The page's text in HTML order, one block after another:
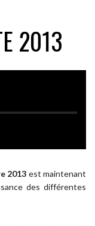
2013
2013 est maintenant
des différentes